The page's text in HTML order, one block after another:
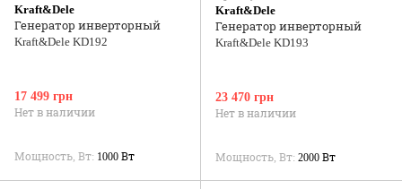
Kraft&Dele
Генератор инверторный
Kraft&Dele KD192
17 499 грн
Нет в наличии
Мощность, Вт 1000 Вт
Kraft&Dele
Генератор инверторный
Kraft&Dele KD193
23 470 грн
Нет в наличии
Мощность, Вт 2000 Вт